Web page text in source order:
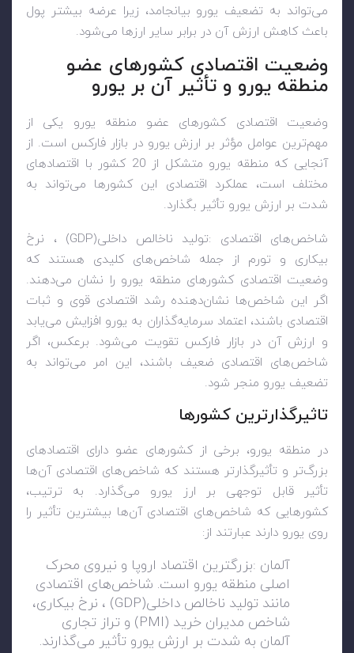
می‌تواند به تضعیف یورو بیانجامد، زیرا عرضه بیشتر پول
باعث کاهش ارزش آن در برابر سایر ارزها می‌شود.
وضعیت اقتصادی کشورهای عضو
منطقه یورو و تأثیر آن بر یورو
وضعیت اقتصادی کشورهای عضو منطقه یورو یکی از
مهم‌ترین عوامل مؤثر بر ارزش یورو در بازار فارکس است. از
آنجایی که منطقه یورو متشکل از 20 کشور با اقتصادهای
مختلف است، عملکرد اقتصادی این کشورها می‌تواند به
شدت بر ارزش یورو تأثیر بگذارد.
شاخص‌های اقتصادی :تولید ناخالص داخلی(GDP) ، نرخ
بیکاری و تورم از جمله شاخص‌های کلیدی هستند که
وضعیت اقتصادی کشورهای منطقه یورو را نشان می‌دهند.
اگر این شاخص‌ها نشان‌دهنده رشد اقتصادی قوی و ثبات
اقتصادی باشند، اعتماد سرمایه‌گذاران به یورو افزایش می‌یابد
و ارزش آن در بازار فارکس تقویت می‌شود. برعکس، اگر
شاخص‌های اقتصادی ضعیف باشند، این امر می‌تواند به
تضعیف یورو منجر شود.
تاثیرگذارترین کشورها
در منطقه یورو، برخی از کشورهای عضو دارای اقتصادهای
بزرگ‌تر و تأثیرگذارتر هستند که شاخص‌های اقتصادی آن‌ها
تأثیر قابل توجهی بر ارز یورو می‌گذارد. به ترتیب،
کشورهایی که شاخص‌های اقتصادی آن‌ها بیشترین تأثیر را
روی یورو دارند عبارتند از:
آلمان :بزرگترین اقتصاد اروپا و نیروی محرک
اصلی منطقه یورو است. شاخص‌های اقتصادی
مانند تولید ناخالص داخلی(GDP) ، نرخ بیکاری،
شاخص مدیران خرید (PMI) و تراز تجاری
آلمان به شدت بر ارزش یورو تأثیر می‌گذارند.